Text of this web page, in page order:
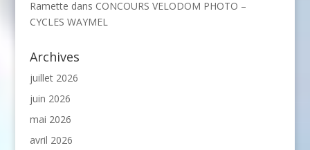
Ramette dans CONCOURS VELODOM PHOTO –
CYCLES WAYMEL
Archives
juillet 2026
juin 2026
mai 2026
avril 2026